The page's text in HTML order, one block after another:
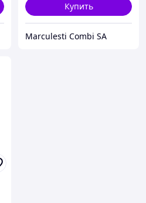
Купить
Marculesti Combi SA